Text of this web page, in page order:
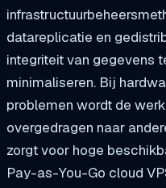
datareplicatie en
integriteit van gegevens
minimaliseren. Bij
problemen wordt de
overgedragen naar
zorgt voor hoge
Pay-as-You-Go cloud